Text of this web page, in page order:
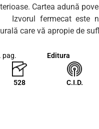
Cartea adună
Izvorul fermecat este
care vă apropie de
pag.
528
Editura
C.I.D.